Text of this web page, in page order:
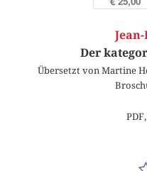
Der
Übersetzt von Martine